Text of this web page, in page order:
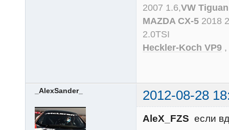
2007 1.6,VW
MAZDA CX-5 2018
2.0TSI
Heckler-Koch VP9 ,
_AlexSander_ 2012-08-28
AleX_FZS если